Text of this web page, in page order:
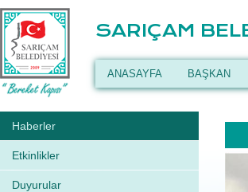
SARIÇAM
ANASAYFA BAŞKAN
Haberler
Etkinlikler
Duyurular